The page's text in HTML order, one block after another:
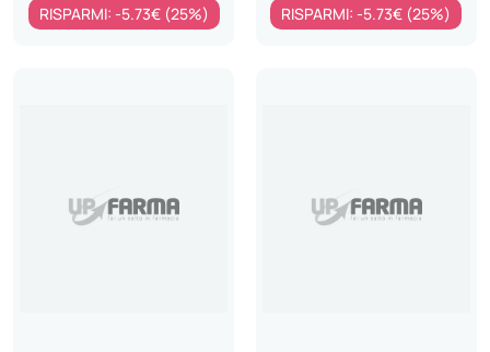
RISPARMI: -5.73€ (25%) RISPARMI: -5.73€ (25%)